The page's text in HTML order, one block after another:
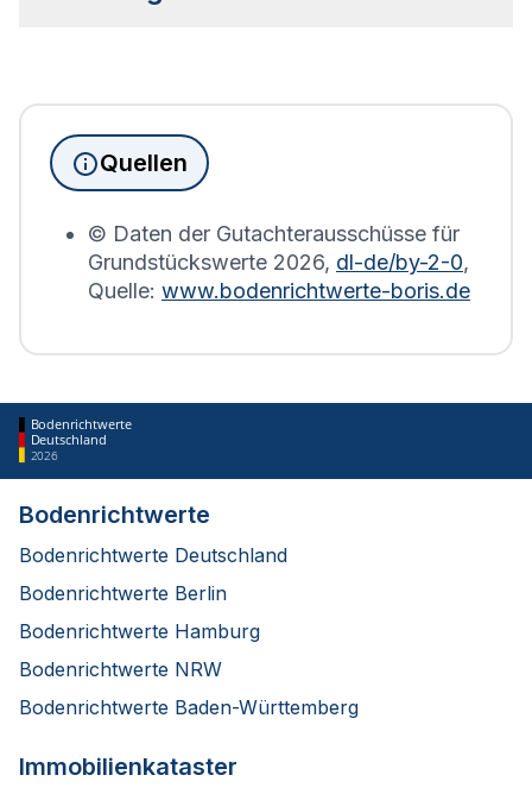
Immobilien, die sich in Lautenbach befinden, wird
die Grundsteuererklärung auf Basis des
Bodenrichtwerts des entsprechenden Jahres
Quellen
© Daten der Gutachterausschüsse für
Grundstückswerte 2026, dl-de/by-2-0,
Quelle: www.bodenrichtwerte-boris.de
Bodenrichtwerte
Deutschland
2026
Bodenrichtwerte
Bodenrichtwerte Deutschland
Bodenrichtwerte Berlin
Bodenrichtwerte Hamburg
Bodenrichtwerte NRW
Bodenrichtwerte Baden-Württemberg
Immobilienkataster